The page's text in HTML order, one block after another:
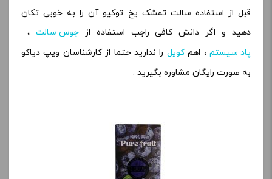
قبل از استفاده سالت تمشک یخ توکیو آن را به خوبی تکان
دهید و اگر دانش کافی راجب استفاده ازجوس سالت ،
پاد سیستم، اهمکویل را ندارید حتما از کارشناسان ویپ دیاکو
به صورت رایگان مشاوره بگیرید .